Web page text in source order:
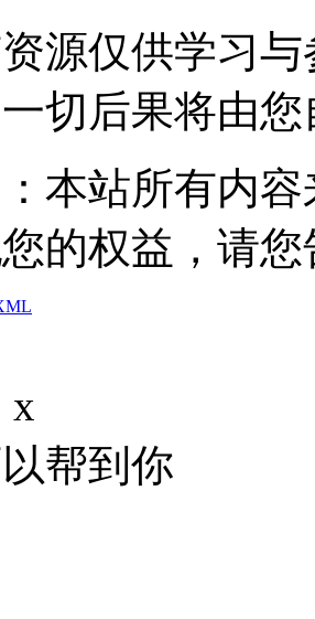
源仅供学习
切后果将由
本站所有内
的权益，请
x
帮到你